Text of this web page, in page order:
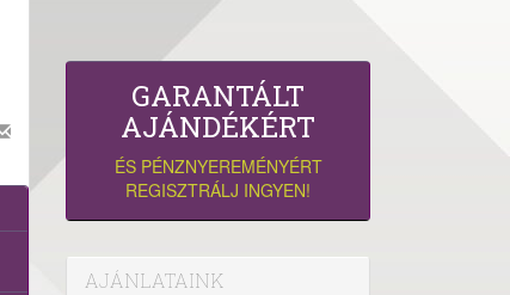
GARANTÁLT
AJÁNDÉKÉRT
ÉS PÉNZNYEREMÉNYÉRT
REGISZTRÁLJ INGYEN!
AJÁNLATAINK